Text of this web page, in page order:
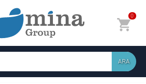
0
ARA